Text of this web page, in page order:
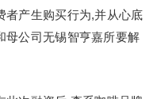
者产生购买行为,并从心底
母公司无锡智亨嘉所要解